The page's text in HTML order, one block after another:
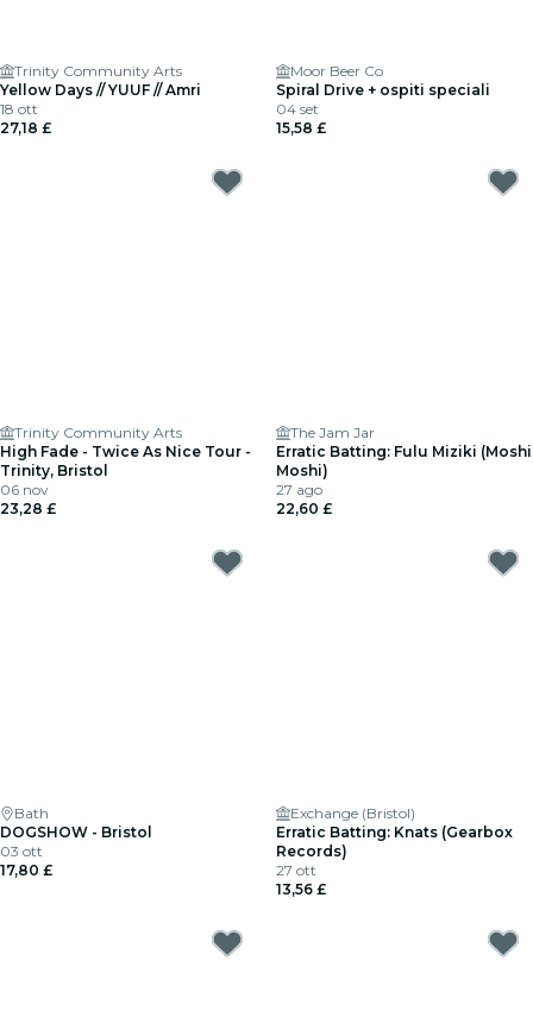
Trinity Community Arts
Yellow Days // YUUF // Amri
18 ott
27,18 £
Moor Beer Co
Spiral Drive + ospiti speciali
04 set
15,58 £
Trinity Community Arts
High Fade - Twice As Nice Tour -
Trinity, Bristol
06 nov
23,28 £
The Jam Jar
Erratic Batting: Fulu Miziki (Moshi
Moshi)
27 ago
22,60 £
Bath
DOGSHOW - Bristol
03 ott
17,80 £
Exchange (Bristol)
Erratic Batting: Knats (Gearbox
Records)
27 ott
13,56 £